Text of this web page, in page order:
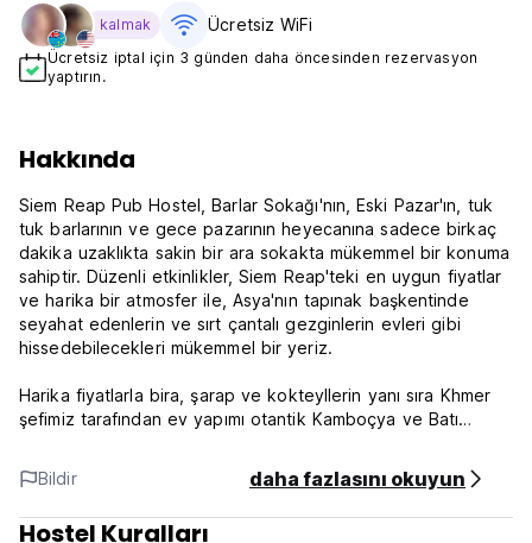
kalmak Ücretsiz WiFi
Ücretsiz iptal için 3 günden daha öncesinden rezervasyon
yaptırın.
Hakkında
Siem Reap Pub Hostel, Barlar Sokağı'nın, Eski Pazar'ın, tuk
tuk barlarının ve gece pazarının heyecanına sadece birkaç
dakika uzaklıkta sakin bir ara sokakta mükemmel bir konuma
sahiptir. Düzenli etkinlikler, Siem Reap'teki en uygun fiyatlar
ve harika bir atmosfer ile, Asya'nın tapınak başkentinde
seyahat edenlerin ve sırt çantalı gezginlerin evleri gibi
hissedebilecekleri mükemmel bir yeriz.
Harika fiyatlarla bira, şarap ve kokteyllerin yanı sıra Khmer
şefimiz tarafından ev yapımı otantik Kamboçya ve Batı
masası her zaman kullanılıyor ve konuklar ses sistemi için
kendi müziklerini seçmenin tadını çıkarıyor! Bar, öğleden
sonra güneşini alan, voleybol filesi ile tamamlanan büyük
havuzumuza açılmaktadır.
Bildir daha fazlasını okuyun
Hostel Kuralları